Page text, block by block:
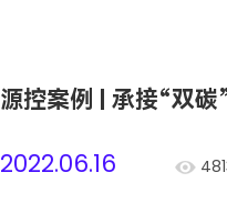
源控案例 | 承接“双
2022.06.16